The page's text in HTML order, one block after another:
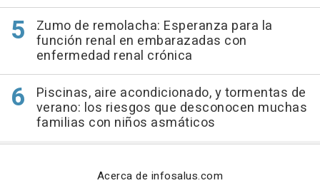
Zumo de remolacha: Esperanza para la
función renal en embarazadas con
enfermedad renal crónica
Piscinas, aire acondicionado, y tormentas de
verano: los riesgos que desconocen muchas
familias con niños asmáticos
Acerca de infosalus.com